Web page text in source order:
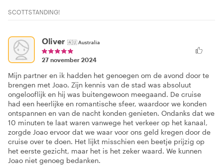
SCOTTSTANDING!
Oliver 🇦🇺Australia
27 november 2024
Mijn partner en ik hadden het genoegen om de avond door te
brengen met Joao. Zijn kennis van de stad was absoluut
ongelooflijk en hij was buitengewoon meegaand. De cruise
had een heerlijke en romantische sfeer, waardoor we konden
ontspannen en van de nacht konden genieten. Ondanks dat we
10 minuten te laat waren vanwege het verkeer op het kanaal,
zorgde Joao ervoor dat we waar voor ons geld kregen door de
cruise over te doen. Het lijkt misschien een beetje prijzig op
het eerste gezicht, maar het is het zeker waard. We kunnen
Joao niet genoeg bedanken.